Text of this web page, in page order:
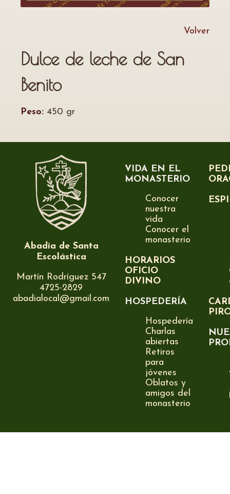
Volver
Dulce de leche de San
Benito
Peso: 450 gr
Abadía de Santa
Escolástica
Martín Rodríguez 547
4725-2829
abadialocal@gmail.com
VIDA EN EL
MONASTERIO
Conocer
nuestra
vida
Conocer el
monasterio
HORARIOS
OFICIO
DIVINO
HOSPEDERÍA
Hospedería
Charlas
abiertas
Retiros
para
jóvenes
Oblatos y
amigos del
monasterio